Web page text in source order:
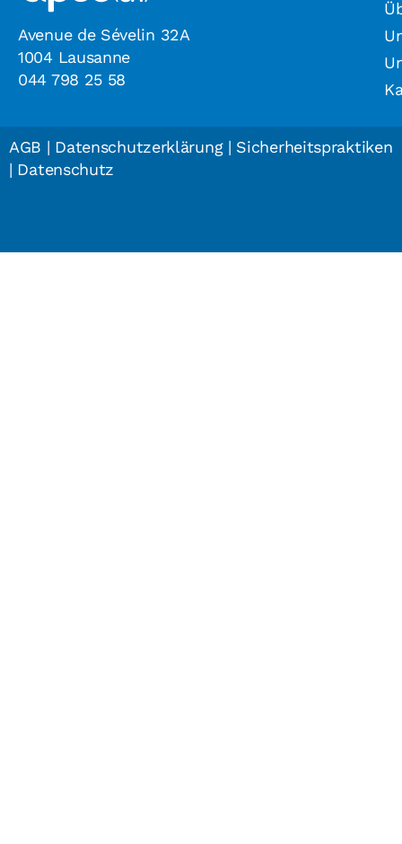
Avenue de Sévelin 32A
1004 Lausanne
044 798 25 58
AGB | Datenschutzerklärung| Sicherheitspraktiken
| Datenschutz